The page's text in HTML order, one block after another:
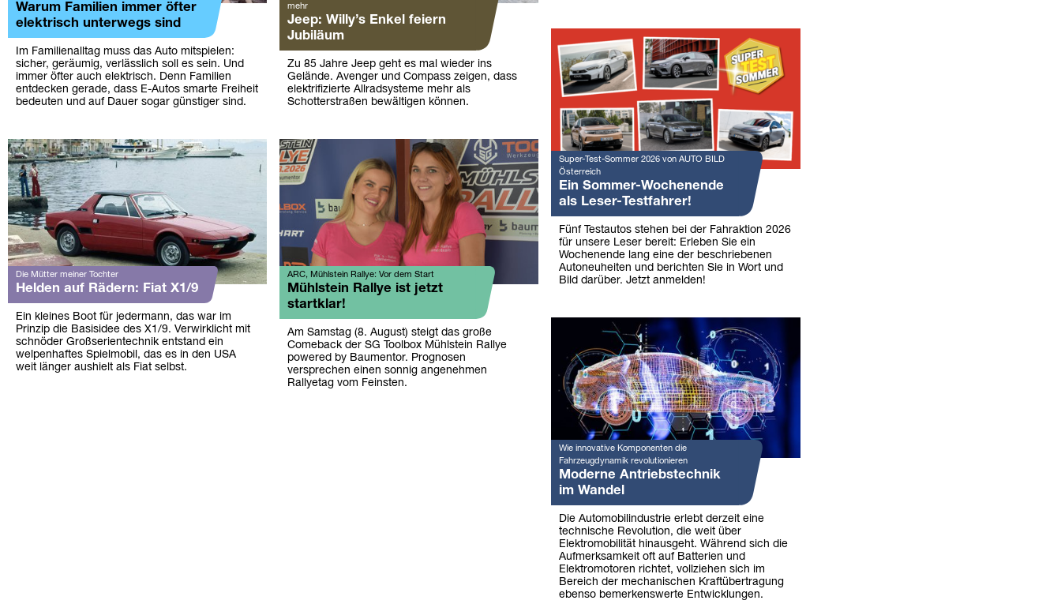
Warum Familien immer öfter
elektrisch unterwegs sind
Im Familienalltag muss das Auto mitspielen:
sicher, geräumig, verlässlich soll es sein. Und
immer öfter auch elektrisch. Denn Familien
entdecken gerade, dass E-Autos smarte Freiheit
bedeuten und auf Dauer sogar günstiger sind.
mehr
Jeep: Willy’s Enkel feiern
Jubiläum
Zu 85 Jahre Jeep geht es mal wieder ins
Gelände. Avenger und Compass zeigen, dass
elektrifizierte Allradsysteme mehr als
Schotterstraßen bewältigen können.
Die Mütter meiner Tochter
Helden auf Rädern: Fiat X1/9
Ein kleines Boot für jedermann, das war im
Prinzip die Basisidee des X1/9. Verwirklicht mit
schnöder Großserientechnik entstand ein
welpenhaftes Spielmobil, das es in den USA
weit länger aushielt als Fiat selbst.
ARC, Mühlstein Rallye: Vor dem Start
Mühlstein Rallye ist jetzt
startklar!
Am Samstag (8. August) steigt das große
Comeback der SG Toolbox Mühlstein Rallye
powered by Baumentor. Prognosen
versprechen einen sonnig angenehmen
Rallyetag vom Feinsten.
Super-Test-Sommer 2026 von AUTO BILD
Österreich
Ein Sommer-Wochenende
als Leser-Testfahrer!
Fünf Testautos stehen bei der Fahraktion 2026
für unsere Leser bereit: Erleben Sie ein
Wochenende lang eine der beschriebenen
Autoneuheiten und berichten Sie in Wort und
Bild darüber. Jetzt anmelden!
Wie innovative Komponenten die
Fahrzeugdynamik revolutionieren
Moderne Antriebstechnik
im Wandel
Die Automobilindustrie erlebt derzeit eine
technische Revolution, die weit über
Elektromobilität hinausgeht. Während sich die
Aufmerksamkeit oft auf Batterien und
Elektromotoren richtet, vollziehen sich im
Bereich der mechanischen Kraftübertragung
ebenso bemerkenswerte Entwicklungen.